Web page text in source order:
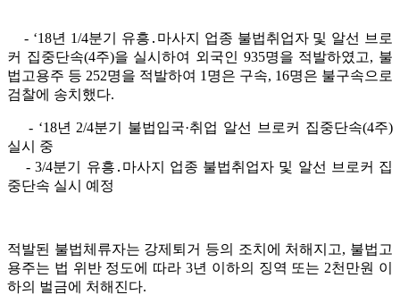
- ‘18년 1/4분기 유흥․마사지 업종 불법취업자 및 알선 브로
커 집중단속(4주)을 실시하여 외국인 935명을 적발하였고, 불
법고용주 등 252명을 적발하여 1명은 구속, 16명은 불구속으로
검찰에 송치했다.
- ‘18년 2/4분기 불법입국·취업 알선 브로커 집중단속(4주)
실시 중
- 3/4분기 유흥․마사지 업종 불법취업자 및 알선 브로커 집
중단속 실시 예정
적발된 불법체류자는 강제퇴거 등의 조치에 처해지고, 불법고
용주는 법 위반 정도에 따라 3년 이하의 징역 또는 2천만원 이
하의 벌금에 처해진다.